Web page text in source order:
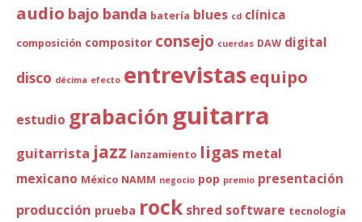
audio bajo banda batería blues cd clínica
composición compositor consejo cuerdas DAW digital
disco décima efecto entrevistasequipo
estudio grabación guitarra
guitarrista jazz lanzamiento ligas metal
mexicano México NAMM negocio pop premio presentación
producción prueba rock shred software tecnología